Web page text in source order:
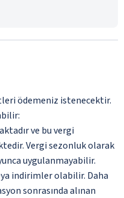
ödemeniz istenecektir.
ve bu vergi
Vergi sezonluk olarak
uygulanmayabilir.
indirimler olabilir. Daha
sonrasında alınan